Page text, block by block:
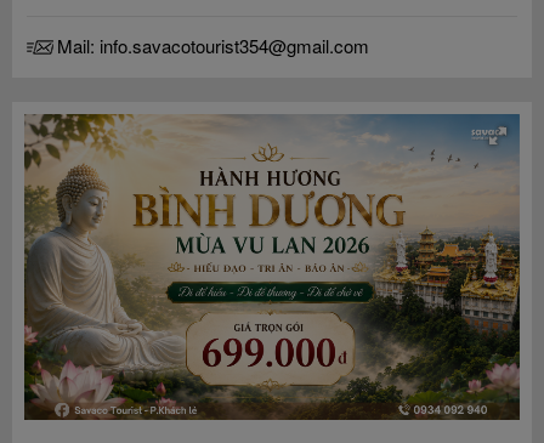
Mail: info.savacotourist354@gmail.com